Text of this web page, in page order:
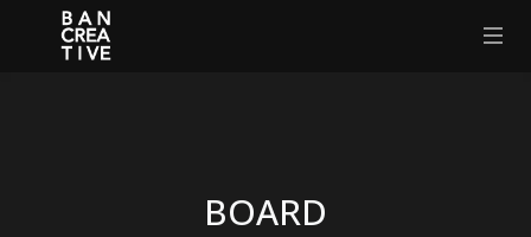
BOARD